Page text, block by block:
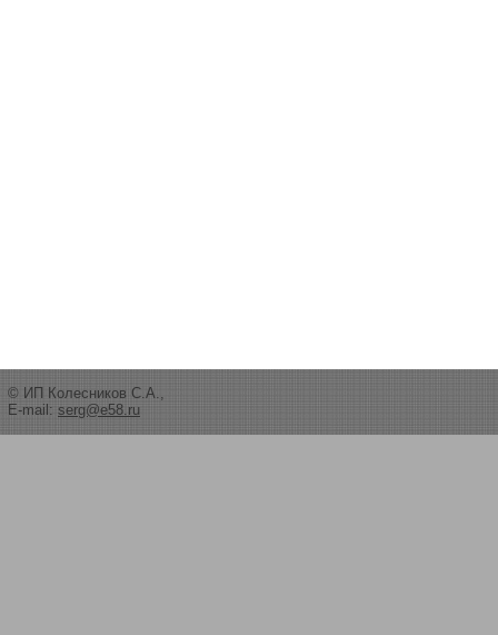
© ИП Колесников С.А.,
E-mail: serg@e58.ru